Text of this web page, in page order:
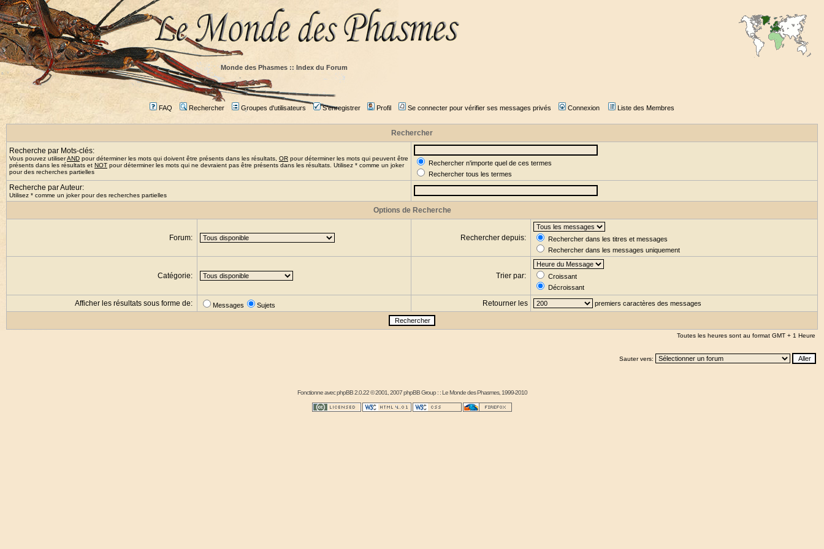
Monde des Phasmes :: Index du Forum
FAQ Rechercher Groupes d'utilisateurs S'enregistrer Profil Se connecter pour vérifier ses messages privés Connexion Liste des Membres
Rechercher
Recherche par Mots-clés:
Vous pouvez utiliserAND pour déterminer les mots qui doivent être présents dans les résultats, OR pour déterminer les mots qui peuvent être
présents dans les résultats et NOT pour déterminer les mots qui ne devraient pas être présents dans les résultats. Utilisez * comme un joker
pour des recherches partielles
Rechercher n'importe quel de ces termes
Rechercher tous les termes
Recherche par Auteur:
Utilisez * comme un joker pour des recherches partielles
Options de Recherche
Forum: Rechercher depuis:
Rechercher dans les titres et messages
Rechercher dans les messages uniquement
Catégorie: Trier par:
Croissant
Décroissant
Afficher les résultats sous forme de: Messages Sujets Retourner les premiers caractères des messages
Toutes les heures sont au format GMT + 1 Heure
Sauter vers:
Fonctionne avecphpBB2.0.22 © 2001, 2007 phpBB Group : :Le Monde des Phasmes, 1999-2010